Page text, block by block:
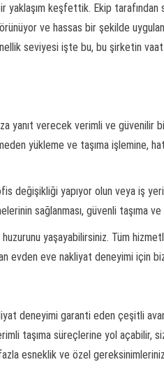
yaklaşım keşfettik. Ekip
ve hassas bir şekilde
seviyesi işte bu, bu şirketin
yanıt verecek verimli ve güvenilir
yükleme ve taşıma işlemine,
değişikliği yapıyor olun veya iş
sağlanması, güvenli taşıma
yaşayabilirsiniz. Tüm
evden eve nakliyat deneyimi için
deneyimi garanti eden çeşitli
taşıma süreçlerine yol
esneklik ve özel